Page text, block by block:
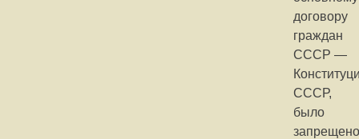
договору
граждан
СССР —
СССР,
было